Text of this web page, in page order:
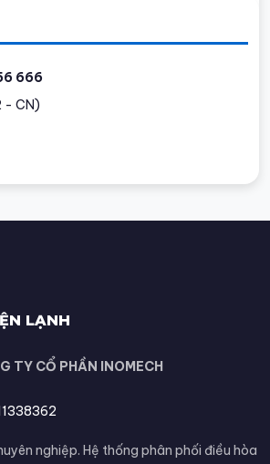
666
- CN)
LẠNH
TY CỔ PHẦN INOMECH
nghiệp. Hệ thống phân phối điều hòa